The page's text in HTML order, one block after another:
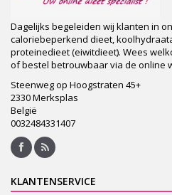
Dagelijks begeleiden wij klanten in
caloriebeperkend dieet,
proteinedieet (eiwitdieet). Wees
of bestel betrouwbaar via de online
Steenweg op Hoogstraten 45+
2330 Merksplas
België
0032484331407
KLANTENSERVICE